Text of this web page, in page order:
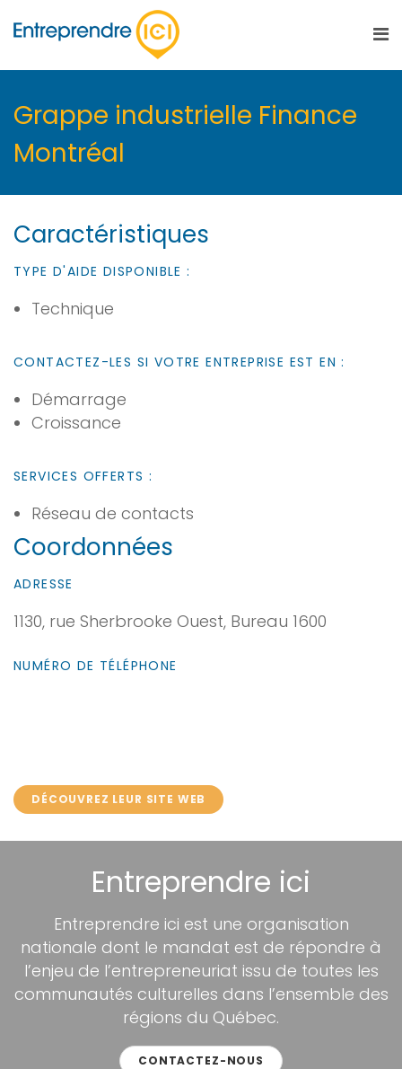
Grappe industrielle Finance
Montréal
Caractéristiques
TYPE D'AIDE DISPONIBLE :
Technique
CONTACTEZ-LES SI VOTRE ENTREPRISE EST EN :
Démarrage
Croissance
SERVICES OFFERTS :
Réseau de contacts
Coordonnées
ADRESSE
1130, rue Sherbrooke Ouest, Bureau 1600
NUMÉRO DE TÉLÉPHONE
DÉCOUVREZ LEUR SITE WEB
Entreprendre ici
Entreprendre ici est une organisation
nationale dont le mandat est de répondre à
l’enjeu de l’entrepreneuriat issu de toutes les
communautés culturelles dans l’ensemble des
régions du Québec.
CONTACTEZ-NOUS